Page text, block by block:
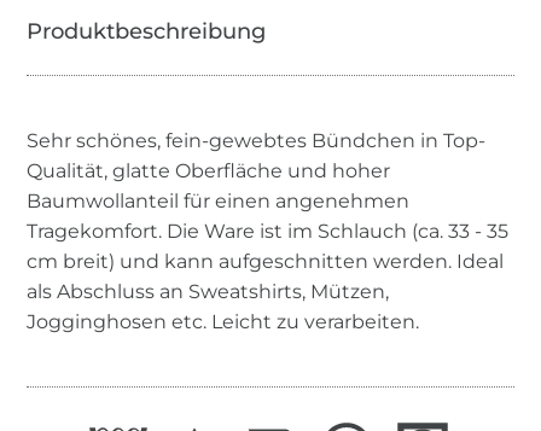
Sehr schönes, fein-gewebtes Bündchen in Top-
Qualität, glatte Oberfläche und hoher
Baumwollanteil für einen angenehmen
Tragekomfort. Die Ware ist im Schlauch (ca. 33 - 35
cm breit) und kann aufgeschnitten werden. Ideal
als Abschluss an Sweatshirts, Mützen,
Jogginghosen etc. Leicht zu verarbeiten.